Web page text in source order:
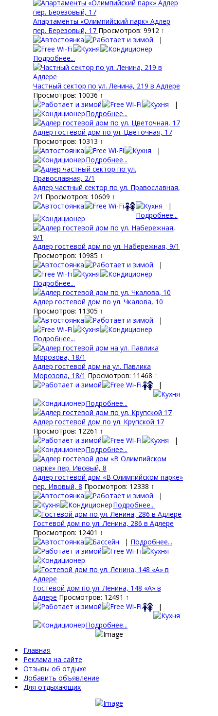
Апартаменты «Олимпийский парк» Адлер
пер. Березовый, 17 Просмотров: 9912 ↑
|
Подробнее...
Частный сектор по ул. Ленина, 219 в Адлере
Просмотров: 10036 ↑
|
Подробнее...
Адлер гостевой дом по ул. Цветочная, 17
Просмотров: 10313 ↑
|
Подробнее...
Адлер частный сектор по ул. Православная,
2/1 Просмотров: 10609 ↑
|
Подробнее...
Адлер гостевой дом по ул. Набережная, 9/1
Просмотров: 10985 ↑
|
Подробнее...
Адлер гостевой дом по ул. Чкалова, 10
Просмотров: 11305 ↑
|
Подробнее...
Адлер гостевой дом на ул. Павлика
Морозова, 18/1 Просмотров: 11468 ↑
|
Подробнее...
Адлер гостевой дом по ул. Крупской 17
Просмотров: 12261 ↑
|
Подробнее...
Адлер гостевой дом «В Олимпийском парке»
пер. Ивовый, 8 Просмотров: 12338 ↑
|
Подробнее...
Гостевой дом по ул. Ленина, 286 в Адлере
Просмотров: 12401 ↑
| Подробнее...
Гостевой дом по ул. Ленина, 148 «А» в
Адлере Просмотров: 12491 ↑
|
Подробнее...
Главная
Реклама на сайте
Отзывы об отдыхе
Добавить объявление
Для отдыхающих